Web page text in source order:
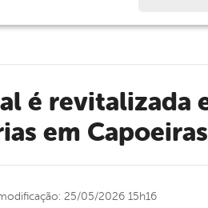
em Capoeiras
25/05/2026 15h16